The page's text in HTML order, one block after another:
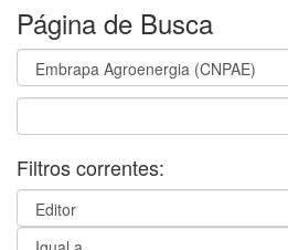
Página de Busca
Filtros correntes: